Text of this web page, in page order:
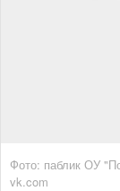
Фото: паблик ОУ
vk.com